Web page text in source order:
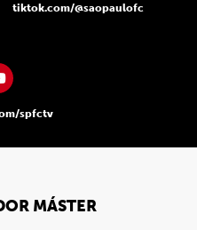
tiktok.com/@saopaulofc
spfctv
MÁSTER